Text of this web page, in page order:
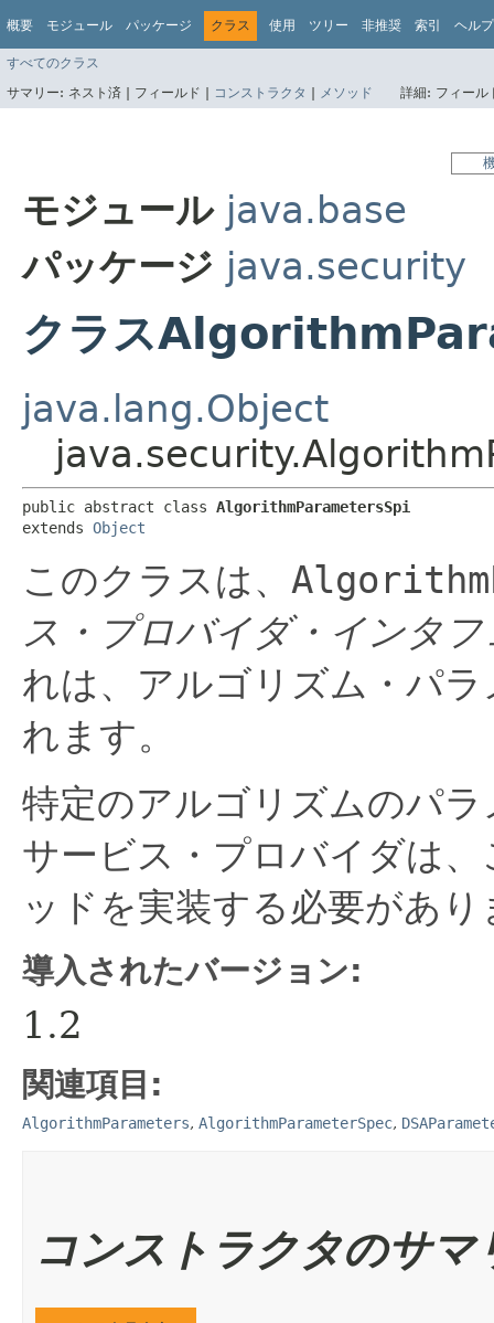
概要 モジュール パッケージ クラス 使用 ツリー 非推奨 索引 ヘルプ
すべてのクラス
サマリー: ネスト済 | フィールド | コンストラクタ | メソッド 詳細: フィー
モジュール java.base
パッケージ java.security
クラス
java.lang.Object
public abstract class AlgorithmParametersSpi
extends Object
このクラスは、
ス・プロバイダ・インタ
れは、アルゴリズム・パ
れます。
特定のアルゴリズムのパ
サービス・プロバイダは
ッドを実装する必要があり
導入されたバージョン:
1.2
関連項目:
AlgorithmParameters, AlgorithmParameterSpec,
コンストラクタのサマ